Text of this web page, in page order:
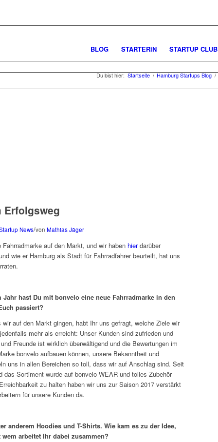
BLOG STARTERiN STARTUP CLUB
Du bist hier: Startseite / Hamburg Startups Blog /
Erfolgsweg
News/von Mathias Jäger
auf den Markt, und wir haben hierdarüber
wie er Hamburg als Stadt für Fahrradfahrer beurteilt, hat uns
hast Du mit bonvelo eine neue Fahrradmarke in den
passiert?
auf den Markt gingen, habt Ihr uns gefragt, welche Ziele wir
mehr als erreicht: Unser Kunden sind zufrieden und
Freunde ist wirklich überwältigend und die Bewertungen im
bonvelo aufbauen können, unsere Bekanntheit und
uns in allen Bereichen so toll, dass wir auf Anschlag sind. Seit
das Sortiment wurde auf bonvelo WEAR und tolles Zubehör
zu halten haben wir uns zur Saison 2017 verstärkt
für unsere Kunden da.
anderem Hoodies und T-Shirts. Wie kam es zu der Idee,
arbeitet Ihr dabei zusammen?